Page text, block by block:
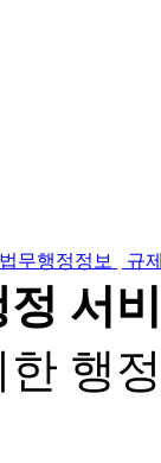
법무행정정보 규
서
행